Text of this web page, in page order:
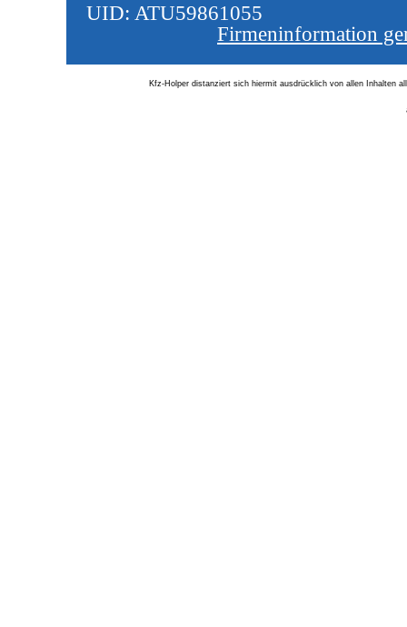
UID:
Firmeninformation
Kfz-Holper distanziert sich hiermit ausdrücklich von allen Inhalten